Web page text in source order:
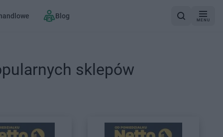
Blog
MENU
sklepów